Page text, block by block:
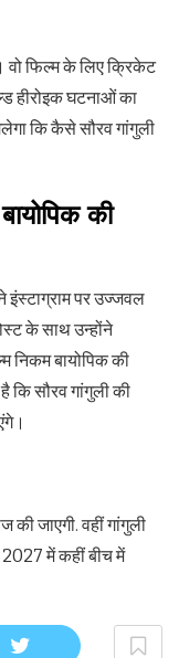
वो फिल्म के लिए क्रिकेट
हीरोइक घटनाओं का
कि कैसे सौरव गांगुली
की
इंस्टाग्राम पर उज्जवल
के साथ उन्होंने
निकम बायोपिक की
कि सौरव गांगुली की
की जाएगी. वहीं गांगुली
में कहीं बीच में